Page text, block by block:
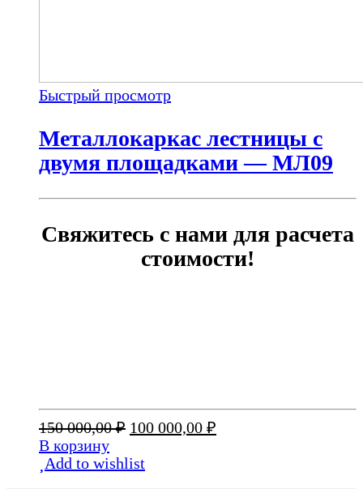
Быстрый просмотр
Металлокаркас лестницы с
двумя площадками — МЛ09
Свяжитесь с нами для расчета
стоимости!
150 000,00₽ Первоначальная
составляла
100 000,00 ₽
В корзину
Add to wishlist